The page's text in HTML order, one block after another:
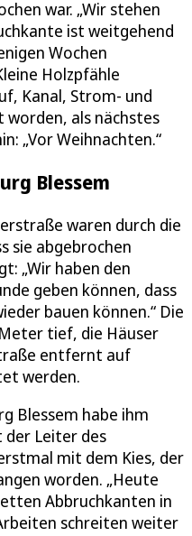
war. „Wir stehen
ist weitgehend
Wochen
Holzpfähle
Kanal, Strom- und
worden, als nächstes
„Vor Weihnachten.“
Blessem
waren durch die
sie abgebrochen
„Wir haben den
geben können, dass
bauen können.“ Die
tief, die Häuser
entfernt auf
werden.
Blessem habe ihm
der Leiter des
mit dem Kies, der
worden. „Heute
Abbruchkanten in
schreiten weiter